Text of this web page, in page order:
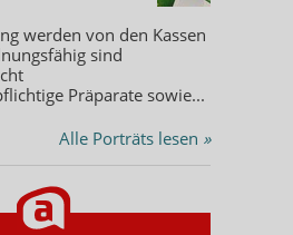
werden von den Kassen
sind
Präparate sowie...
Alle Porträts lesen »